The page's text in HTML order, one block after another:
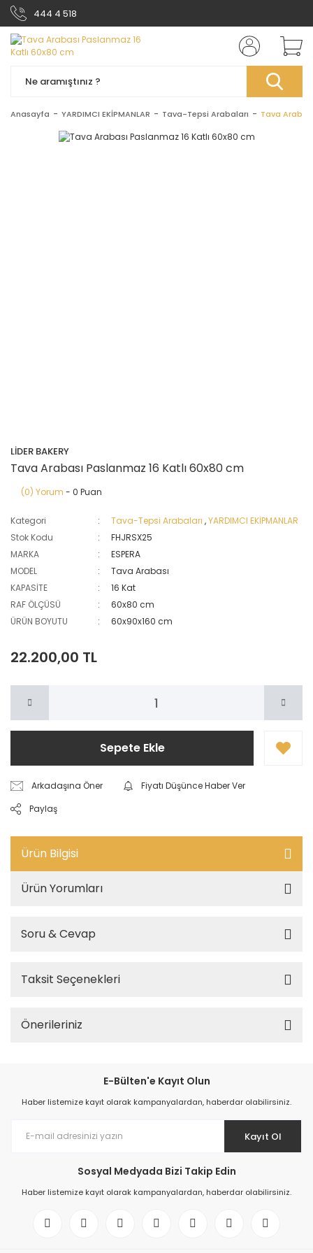
444 4 518
Anasayfa YARDIMCI EKİPMANLAR Tava-Tepsi Arabaları Tava
LİDER BAKERY
Tava Arabası Paslanmaz 16 Katlı 60x80 cm
(0) Yorum - 0 Puan
Kategori Tava-Tepsi Arabaları ,YARDIMCI EKİPMANLAR
Stok Kodu
FHJRSX25
MARKA
ESPERA
MODEL
Tava Arabası
KAPASİTE
16 Kat
RAF ÖLÇÜSÜ
60x80 cm
ÜRÜN BOYUTU
60x90x160 cm
22.200,00 TL
Sepete Ekle
Arkadaşına Öner
Fiyatı Düşünce Haber Ver
Paylaş
Ürün Bilgisi
Ürün Yorumları
Soru & Cevap
Taksit Seçenekleri
Önerileriniz
E-Bülten'e Kayıt Olun
Haber listemize kayıt olarak kampanyalardan, haberdar olabilirsiniz.
Kayıt Ol
Sosyal Medyada Bizi Takip Edin
Haber listemize kayıt olarak kampanyalardan, haberdar olabilirsiniz.